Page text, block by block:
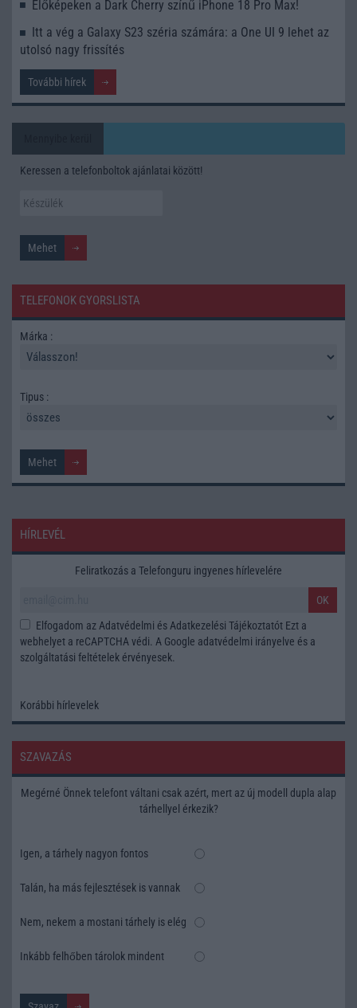
Élőképeken a Dark Cherry színű iPhone 18 Pro Max!
Itt a vég a Galaxy S23 széria számára: a One UI 9 lehet az
utolsó nagy frissítés
További hírek
Keressen a telefonboltok ajánlatai között!
TELEFONOK GYORSLISTA
Márka :
Tipus :
HÍRLEVÉL
Feliratkozás a Telefonguru ingyenes hírlevelére
OK
Elfogadom az Adatvédelmi és Adatkezelési Tájékoztatót Ezt a
webhelyet a reCAPTCHA védi. A Google adatvédelmi irányelve és a
szolgáltatási feltételek érvényesek.
Korábbi hírlevelek
SZAVAZÁS
Megérné Önnek telefont váltani csak azért, mert az új modell dupla alap
tárhellyel érkezik?
Igen, a tárhely nagyon fontos
Talán, ha más fejlesztések is vannak
Nem, nekem a mostani tárhely is elég
Inkább felhőben tárolok mindent